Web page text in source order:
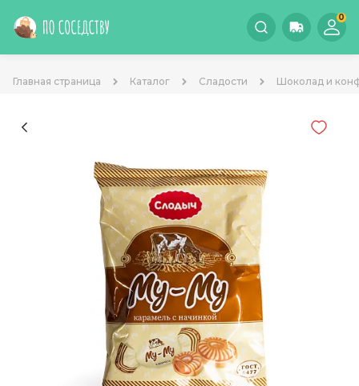
0
Главная страница Каталог Сладости Шоколад и